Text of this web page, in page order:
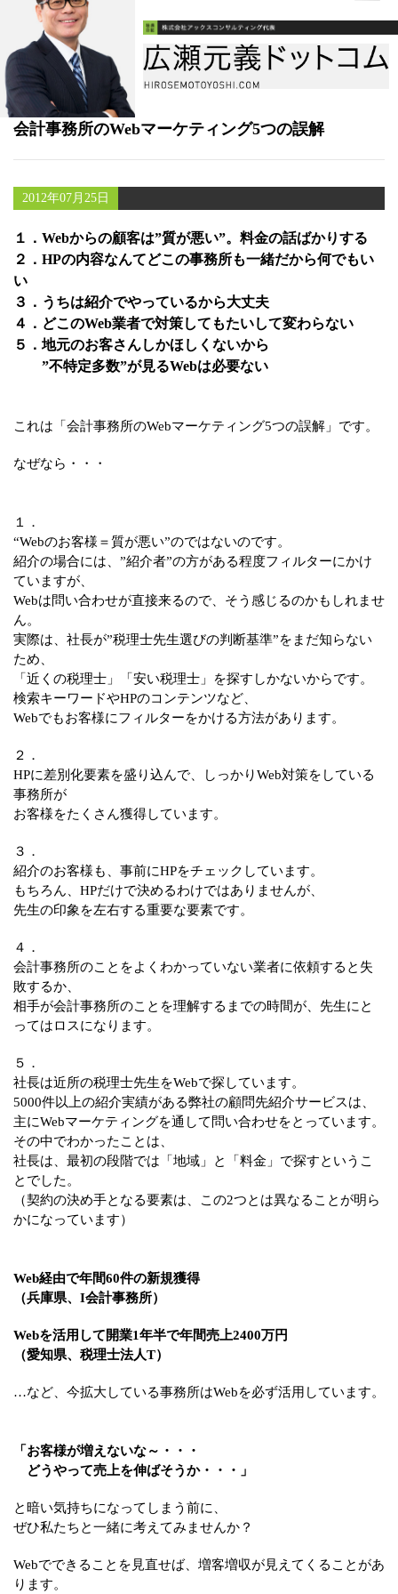
書籍
メールマガジン（無料）
講演・取材依頼
セミナー
会計事務所のWebマーケティング5つの誤解
2012年07月25日
１．Webからの顧客は”質が悪い”。料金の話ばかりする
２．HPの内容なんてどこの事務所も一緒だから何でもい
い
３．うちは紹介でやっているから大丈夫
４．どこのWeb業者で対策してもたいして変わらない
５．地元のお客さんしかほしくないから
”不特定多数”が見るWebは必要ない
これは「会計事務所のWebマーケティング5つの誤解」です。
なぜなら・・・
１．
“Webのお客様＝質が悪い”のではないのです。
紹介の場合には、”紹介者”の方がある程度フィルターにかけ
ていますが、
Webは問い合わせが直接来るので、そう感じるのかもしれませ
ん。
実際は、社長が”税理士先生選びの判断基準”をまだ知らない
ため、
「近くの税理士」「安い税理士」を探すしかないからです。
検索キーワードやHPのコンテンツなど、
Webでもお客様にフィルターをかける方法があります。
２．
HPに差別化要素を盛り込んで、しっかりWeb対策をしている
事務所が
お客様をたくさん獲得しています。
３．
紹介のお客様も、事前にHPをチェックしています。
もちろん、HPだけで決めるわけではありませんが、
先生の印象を左右する重要な要素です。
４．
会計事務所のことをよくわかっていない業者に依頼すると失
敗するか、
相手が会計事務所のことを理解するまでの時間が、先生にと
ってはロスになります。
５．
社長は近所の税理士先生をWebで探しています。
5000件以上の紹介実績がある弊社の顧問先紹介サービスは、
主にWebマーケティングを通して問い合わせをとっています。
その中でわかったことは、
社長は、最初の段階では「地域」と「料金」で探すというこ
とでした。
（契約の決め手となる要素は、この2つとは異なることが明ら
かになっています）
Web経由で年間60件の新規獲得
（兵庫県、I会計事務所）
Webを活用して開業1年半で年間売上2400万円
（愛知県、税理士法人T）
…など、今拡大している事務所はWebを必ず活用しています。
「お客様が増えないな～・・・
どうやって売上を伸ばそうか・・・」
と暗い気持ちになってしまう前に、
ぜひ私たちと一緒に考えてみませんか？
Webでできることを見直せば、増客増収が見えてくることがあ
ります。